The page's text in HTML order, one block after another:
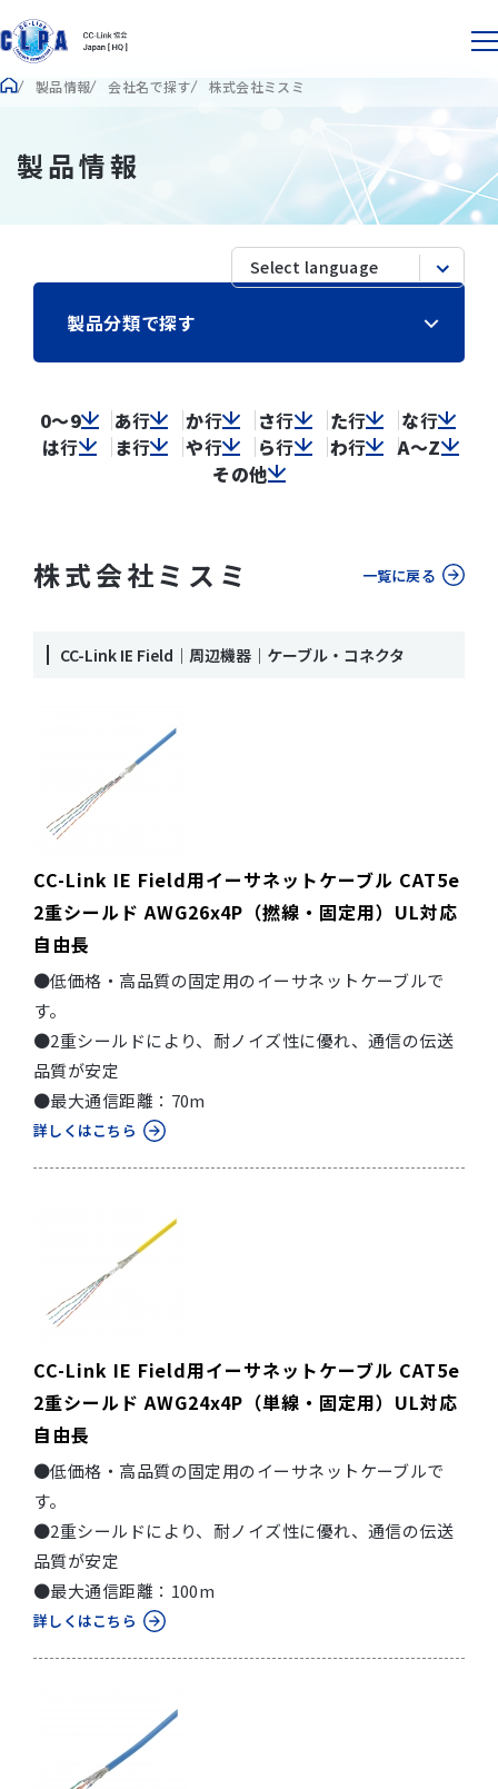
製品情報 会社名で探す 株式会社ミスミ
製品情報
製品分類で探す
0～9 あ行 か行 さ行 た行 な行
は行 ま行 や行 ら行 わ行
A～Z
その他
株式会社ミスミ 一覧に戻る
CC-Link IE Field｜周辺機器｜ケーブル・コネクタ
CC-Link IE Field用イーサネットケーブル CAT5e
2重シールド AWG26x4P（撚線・固定用）UL対応
自由長
●低価格・高品質の固定用のイーサネットケーブルで
す。
●2重シールドにより、耐ノイズ性に優れ、通信の伝送
品質が安定
●最大通信距離：70m
詳しくはこちら
CC-Link IE Field用イーサネットケーブル CAT5e
2重シールド AWG24x4P（単線・固定用）UL対応
自由長
●低価格・高品質の固定用のイーサネットケーブルで
す。
●2重シールドにより、耐ノイズ性に優れ、通信の伝送
品質が安定
●最大通信距離：100m
詳しくはこちら